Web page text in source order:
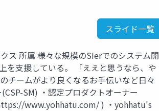
スライド一覧
ス 所属 様々な規模のSIerでのシステム開
を支援している。 「ええと思うなら、や
チームがより良くなるお手伝いなど日々
SM) ・認定プロダクトオーナー
www.yohhatu.com/ ) ・yohhatu's